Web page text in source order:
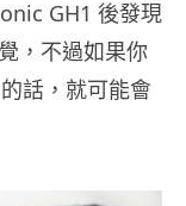
GH1 後發現
，不過如果你
話，就可能會